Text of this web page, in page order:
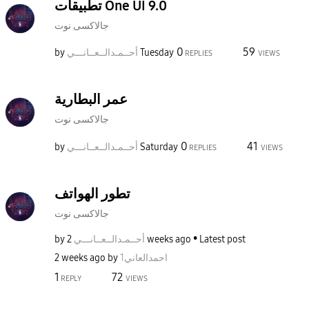
تطبيقات One UI 9.0
جالاكسى نوت
by أحــمـدالــعــانـــي Tuesday 0 REPLIES 59 VIEWS
عمر البطارية
جالاكسى نوت
by أحــمـدالــعــانـــي Saturday 0 REPLIES 41 VIEWS
تطور الهواتف
جالاكسى نوت
by أحــمـدالــعــانـــي 2 weeks ago
Latest post
2 weeks ago by 1احمدالعاني
1 REPLY 72 VIEWS